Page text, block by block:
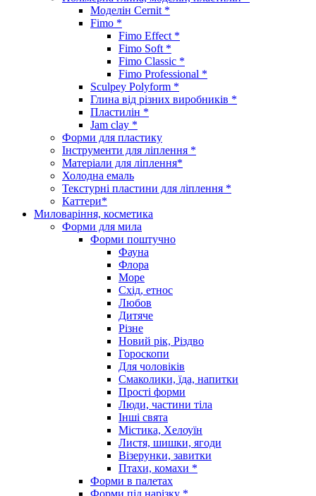
Моделін Cernit *
Fimo *
Fimo Effect *
Fimo Soft *
Fimo Classic *
Fimo Professional *
Sculpey Polyform *
Глина від різних виробників *
Пластилін *
Jam clay *
Форми для пластику
Інструменти для ліплення *
Матеріали для ліплення*
Холодна емаль
Текстурні пластини для ліплення *
Каттери*
Миловаріння, косметика
Форми для мила
Форми поштучно
Фауна
Флора
Море
Схід, етнос
Любов
Дитяче
Різне
Новий рік, Різдво
Гороскопи
Для чоловіків
Смаколики, їда, напитки
Прості форми
Люди, частини тіла
Інші свята
Містика, Хелоуїн
Листя, шишки, ягоди
Візерунки, завитки
Птахи, комахи *
Форми в палетах
Форми під нарізку *